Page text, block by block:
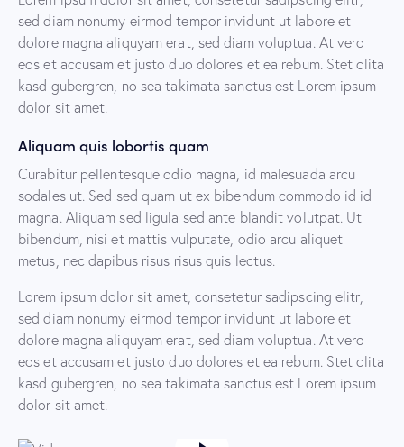
sed diam nonumy eirmod tempor invidunt ut labore et
dolore magna aliquyam erat, sed diam voluptua. At vero
eos et accusam et justo duo dolores et ea rebum. Stet clita
kasd gubergren, no sea takimata sanctus est Lorem ipsum
dolor sit amet.
Aliquam quis lobortis quam
Curabitur pellentesque odio magna, id malesuada arcu
sodales ut. Sed sed quam ut ex bibendum commodo id id
magna. Aliquam sed ligula sed ante blandit volutpat. Ut
bibendum, nisi et mattis vulputate, odio arcu aliquet
metus, nec dapibus risus risus quis lectus.
Lorem ipsum dolor sit amet, consetetur sadipscing elitr,
sed diam nonumy eirmod tempor invidunt ut labore et
dolore magna aliquyam erat, sed diam voluptua. At vero
eos et accusam et justo duo dolores et ea rebum. Stet clita
kasd gubergren, no sea takimata sanctus est Lorem ipsum
dolor sit amet.